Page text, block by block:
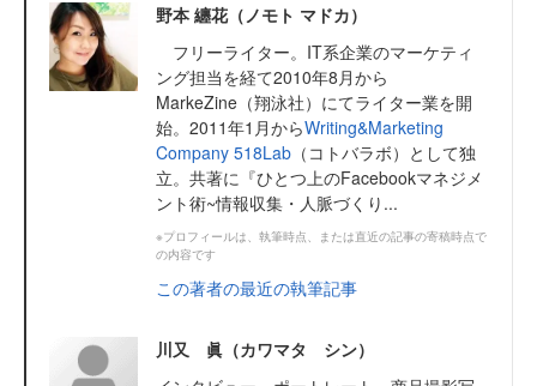
野本 纏花（ノモト マドカ）
フリーライター。IT系企業のマーケティ
ング担当を経て2010年8月から
MarkeZine（翔泳社）にてライター業を開
始。2011年1月からWriting&Marketing
Company 518Lab （コトバラボ）として独
立。共著に『ひとつ上のFacebookマネジメ
ント術~情報収集・人脈づくり...
※プロフィールは、執筆時点、または直近の記事の寄稿時点で
の内容です
この著者の最近の執筆記事
川又 眞（カワマタ シン）